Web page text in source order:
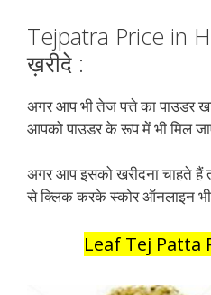
Tejpatra Price in
ख़रीदे :
अगर आप भी तेज पत्ते का पाउडर
आपको पाउडर के रूप में भी मिल
अगर आप इसको खरीदना चाहते हैं
से क्लिक करके स्कोर ऑनलाइन
Leaf Tej Patta